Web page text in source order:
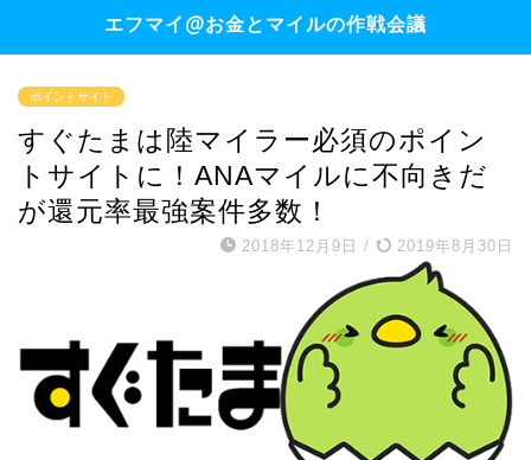
エフマイ@お金とマイルの作戦会議
ポイントサイト
すぐたまは陸マイラー必須のポイン
トサイトに！ANAマイルに不向きだ
が還元率最強案件多数！
2018年12月9日 / 2019年8月30日